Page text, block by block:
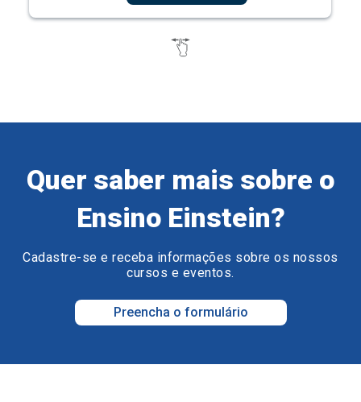
Quer saber mais sobre o
Ensino Einstein?
Cadastre-se e receba informações sobre os nossos
cursos e eventos.
Preencha o formulário